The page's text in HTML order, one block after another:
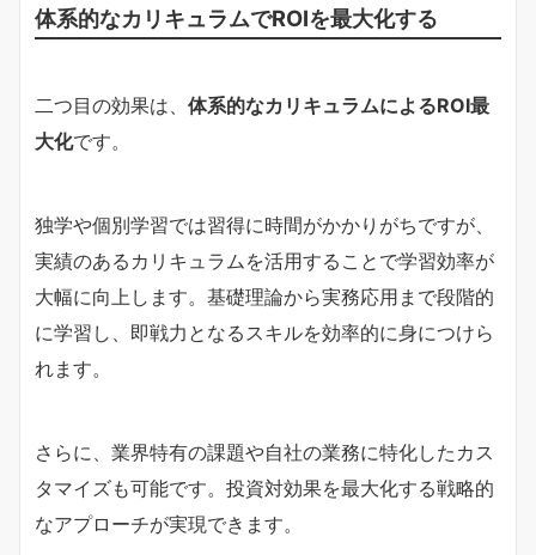
体系的なカリキュラムでROIを最大化する
二つ目の効果は、 体系的なカリキュラムによるROI最
大化です。
独学や個別学習では習得に時間がかかりがちですが、
実績のあるカリキュラムを活用することで学習効率が
大幅に向上します。基礎理論から実務応用まで段階的
に学習し、即戦力となるスキルを効率的に身につけら
れます。
さらに、業界特有の課題や自社の業務に特化したカス
タマイズも可能です。投資対効果を最大化する戦略的
なアプローチが実現できます。